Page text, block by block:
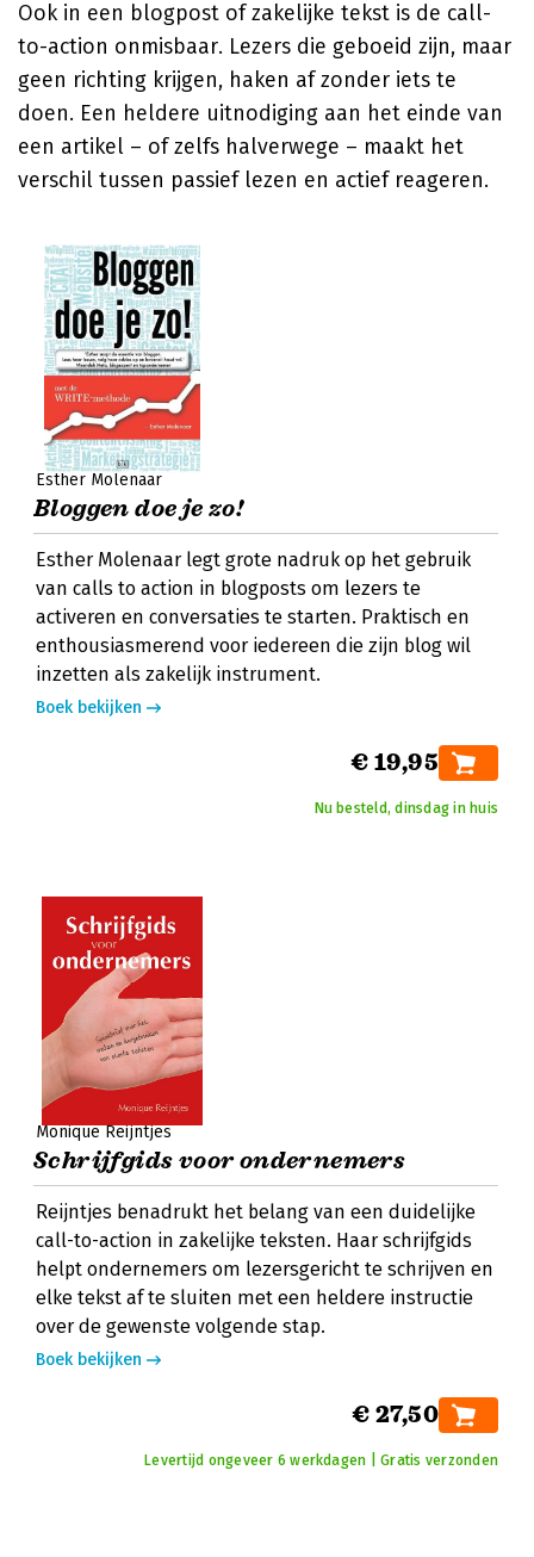
Ook in een blogpost of zakelijke tekst is de call-
to-action onmisbaar. Lezers die geboeid zijn, maar
geen richting krijgen, haken af zonder iets te
doen. Een heldere uitnodiging aan het einde van
een artikel – of zelfs halverwege – maakt het
verschil tussen passief lezen en actief reageren.
Esther Molenaar
Bloggen doe je zo!
Esther Molenaar legt grote nadruk op het gebruik
van calls to action in blogposts om lezers te
activeren en conversaties te starten. Praktisch en
enthousiasmerend voor iedereen die zijn blog wil
inzetten als zakelijk instrument.
Boek bekijken
€ 19,95
Nu besteld, dinsdag in huis
Monique Reijntjes
Schrijfgids voor ondernemers
Reijntjes benadrukt het belang van een duidelijke
call-to-action in zakelijke teksten. Haar schrijfgids
helpt ondernemers om lezersgericht te schrijven en
elke tekst af te sluiten met een heldere instructie
over de gewenste volgende stap.
Boek bekijken
€ 27,50
Levertijd ongeveer 6 werkdagen | Gratis verzonden